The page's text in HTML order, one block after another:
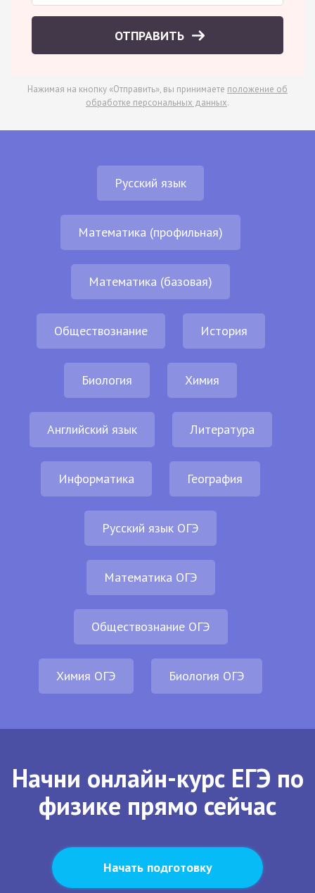
ОТПРАВИТЬ
Нажимая на кнопку «Отправить», вы принимаете положение об
обработке персональных данных.
Русский язык
Математика (профильная)
Математика (базовая)
Обществознание История
Биология Химия
Английский язык Литература
Информатика География
Русский язык ОГЭ
Математика ОГЭ
Обществознание ОГЭ
Химия ОГЭ Биология ОГЭ
Начни онлайн-курс ЕГЭ по
физике прямо сейчас
Начать подготовку